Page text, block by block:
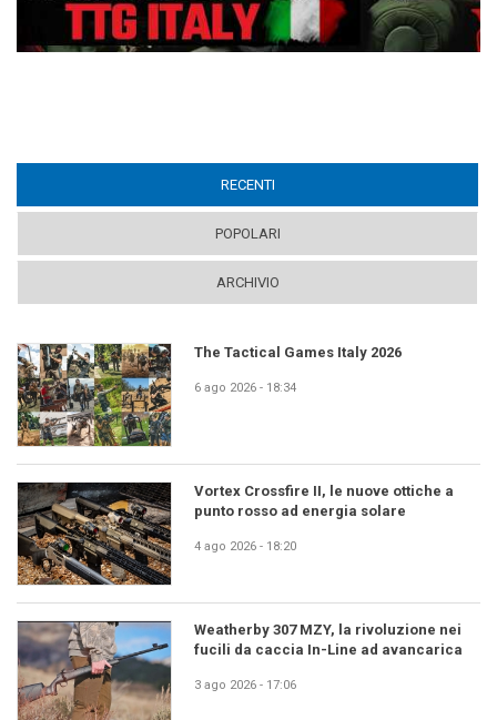
RECENTI
POPOLARI
ARCHIVIO
The Tactical Games Italy 2026
6 ago 2026 - 18:34
Vortex Crossfire II, le nuove ottiche a
punto rosso ad energia solare
4 ago 2026 - 18:20
Weatherby 307 MZY, la rivoluzione nei
fucili da caccia In-Line ad avancarica
3 ago 2026 - 17:06